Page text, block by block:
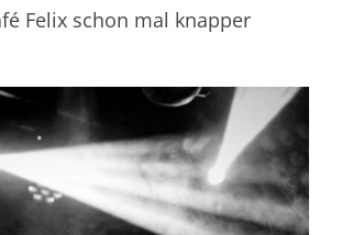
Felix schon mal knapper